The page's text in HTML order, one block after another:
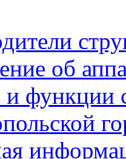
об
и функции